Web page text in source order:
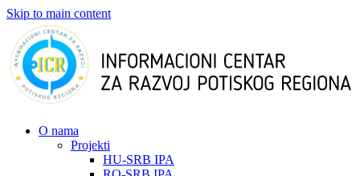
Skip to main content
О nama
Projekti
HU-SRB IPA